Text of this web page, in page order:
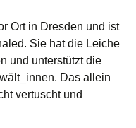
Ort in Dresden und ist
Sie hat die Leiche
und unterstützt die
Das allein
vertuscht und